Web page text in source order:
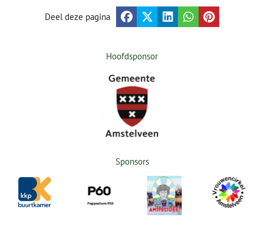
Deel deze pagina
Hoofdsponsor
Sponsors